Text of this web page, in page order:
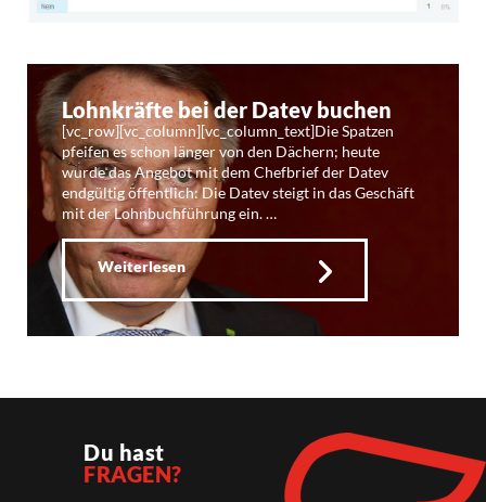
Lohnkräfte bei der Datev buchen
[vc_row][vc_column][vc_column_text]Die Spatzen
pfeifen es schon länger von den Dächern; heute
wurde das Angebot mit dem Chefbrief der Datev
endgültig öffentlich: Die Datev steigt in das Geschäft
mit der Lohnbuchführung ein. …
Weiterlesen
Du hast
FRAGEN?